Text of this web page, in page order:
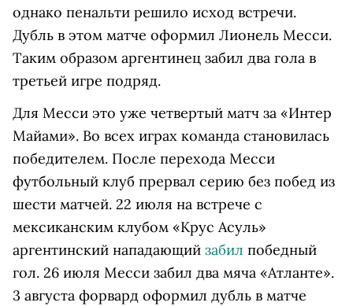
однако пенальти решило исход встречи.
Дубль в этом матче оформил Лионель Месси.
Таким образом аргентинец забил два гола в
третьей игре подряд.
Для Месси это уже четвертый матч за «Интер
Майами». Во всех играх команда становилась
победителем. После перехода Месси
футбольный клуб прервал серию без побед из
шести матчей. 22 июля на встрече с
мексиканским клубом «Крус Асуль»
аргентинский нападающий забил победный
гол. 26 июля Месси забил два мяча «Атланте».
3 августа форвард оформил дубль в матче